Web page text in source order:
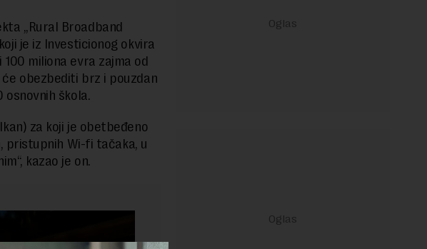
„Rural Broadband
je iz Investicionog okvira
100 miliona evra zajma od
će obezbediti brz i pouzdan
škola.
za koji je obetbeđeno
pristupnih Wi-fi tačaka, u
kazao je on.